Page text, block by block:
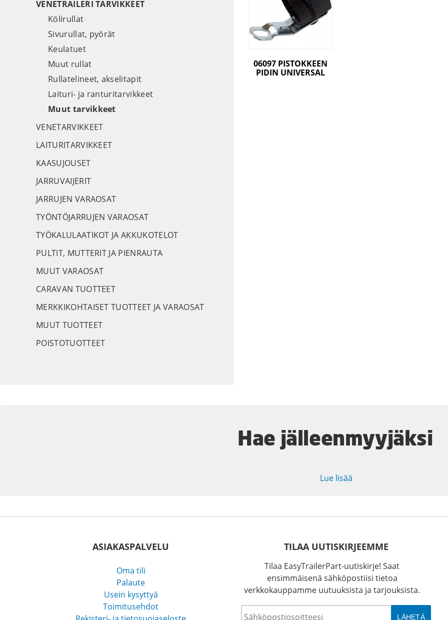
06097 PISTOKKEEN
PIDIN UNIVERSAL
VENETRAILERI TARVIKKEET
Kölirullat
Sivurullat, pyörät
Keulatuet
Muut rullat
Rullatelineet, akselitapit
Laituri- ja ranturitarvikkeet
Muut tarvikkeet
VENETARVIKKEET
LAITURITARVIKKEET
KAASUJOUSET
JARRUVAIJERIT
JARRUJEN VARAOSAT
TYÖNTÖJARRUJEN VARAOSAT
TYÖKALULAATIKOT JA AKKUKOTELOT
PULTIT, MUTTERIT JA PIENRAUTA
MUUT VARAOSAT
CARAVAN TUOTTEET
MERKKIKOHTAISET TUOTTEET JA VARAOSAT
MUUT TUOTTEET
POISTOTUOTTEET
Hae jälleenmyyjäksi
Lue lisää
ASIAKASPALVELU
Oma tili
Palaute
Usein kysyttyä
Toimitusehdot
TILAA UUTISKIRJEEMME
Tilaa EasyTrailerPart-uutiskirje! Saat
ensimmäisenä sähköpostiisi tietoa
verkkokauppamme uutuuksista ja tarjouksista.